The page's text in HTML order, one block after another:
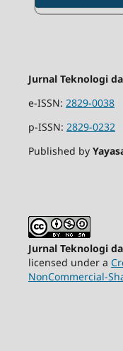
Jurnal Teknologi
e-ISSN: 2829-0038
p-ISSN: 2829-0232
Published by
Jurnal Teknologi
licensed under a
NonCommercial-